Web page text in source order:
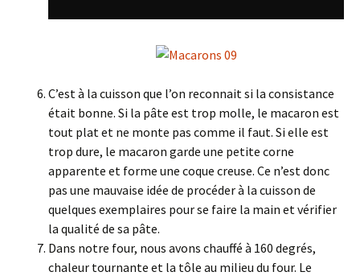
C’est à la cuisson que l’on reconnait si la consistance
était bonne. Si la pâte est trop molle, le macaron est
tout plat et ne monte pas comme il faut. Si elle est
trop dure, le macaron garde une petite corne
apparente et forme une coque creuse. Ce n’est donc
pas une mauvaise idée de procéder à la cuisson de
quelques exemplaires pour se faire la main et vérifier
la qualité de sa pâte.
Dans notre four, nous avons chauffé à 160 degrés,
chaleur tournante et la tôle au milieu du four. Le